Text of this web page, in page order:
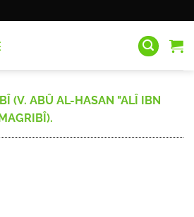
(V. ABÛ AL-HASAN "ALÎ IBN